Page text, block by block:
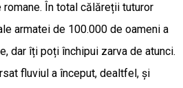
În total călăreții tuturor
armatei de 100.000 de oameni a
dar îți poți închipui zarva de atunci.
fluviul a început, dealtfel, și